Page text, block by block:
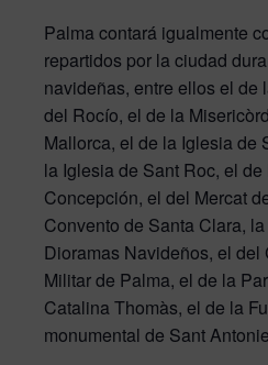
Palma contará igualmente
repartidos por la ciudad
navideñas, entre ellos el de
del Rocío, el de la
Mallorca, el de la Iglesia de
la Iglesia de Sant Roc, el
Concepción, el del Mercat
Convento de Santa Clara,
Dioramas Navideños, el del
Militar de Palma, el de la
Catalina Thomàs, el de la
monumental de Sant